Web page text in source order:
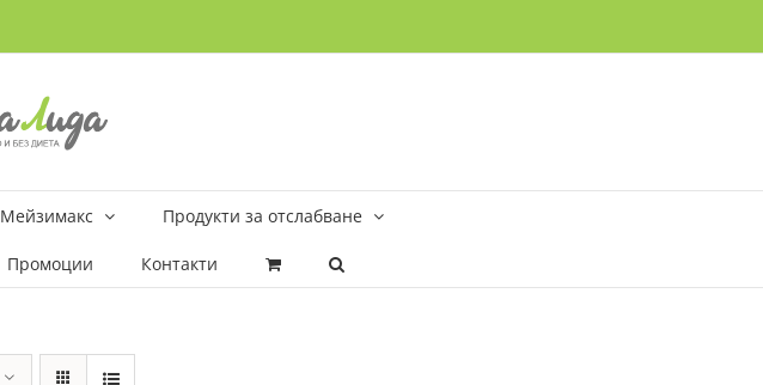
Мейзимакс Продукти за отслабване
Промоции Контакти